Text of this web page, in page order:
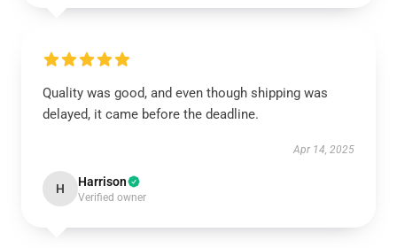
Quality was good, and even though shipping was
delayed, it came before the deadline.
Apr 14, 2025
H Harrison
Verified owner